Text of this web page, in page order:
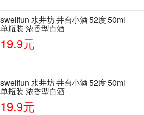
swellfun 水井坊 井台小酒 52度 50ml
单瓶装 浓香型白酒
19.9元
swellfun 水井坊 井台小酒 52度 50ml
单瓶装 浓香型白酒
19.9元